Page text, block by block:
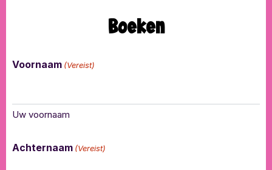
Boeken
Voornaam (Vereist)
Uw voornaam
Achternaam (Vereist)